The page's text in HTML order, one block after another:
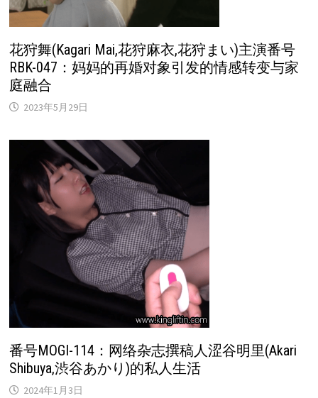
花狩舞(Kagari Mai,花狩麻衣,花狩まい)主演番号
RBK-047：妈妈的再婚对象引发的情感转变与家
庭融合
2023年5月29日
番号MOGI-114：网络杂志撰稿人涩谷明里(Akari
Shibuya,渋谷あかり)的私人生活
2024年1月3日